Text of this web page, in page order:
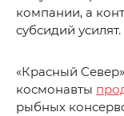
компании, а
субсидий усилят.
«Красный
космонавты
рыбных